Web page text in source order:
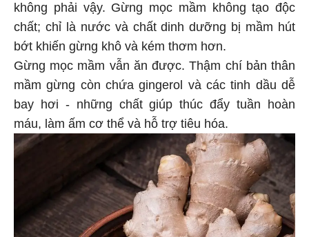
không phải vậy. Gừng mọc mầm không tạo độc
chất; chỉ là nước và chất dinh dưỡng bị mầm hút
bớt khiến gừng khô và kém thơm hơn.
Gừng mọc mầm vẫn ăn được. Thậm chí bản thân
mầm gừng còn chứa gingerol và các tinh dầu dễ
bay hơi - những chất giúp thúc đẩy tuần hoàn
máu, làm ấm cơ thể và hỗ trợ tiêu hóa.